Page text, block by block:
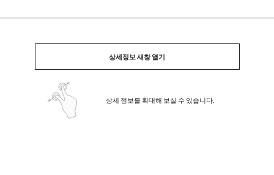
상세정보 새창 열기
상세 정보를 확대해 보실 수 있습니다.